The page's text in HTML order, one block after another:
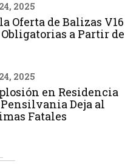
2025
Oferta de Balizas V16
a Partir de
2025
en Residencia
Deja al
Fatales